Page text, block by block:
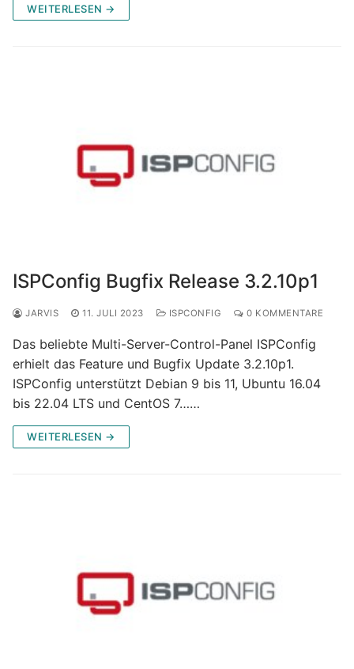
WEITERLESEN →
ISPConfig Bugfix Release 3.2.10p1
JARVIS 11. JULI 2023 ISPCONFIG 0 KOMMENTARE
Das beliebte Multi-Server-Control-Panel ISPConfig
erhielt das Feature und Bugfix Update 3.2.10p1.
ISPConfig unterstützt Debian 9 bis 11, Ubuntu 16.04
bis 22.04 LTS und CentOS 7……
WEITERLESEN →